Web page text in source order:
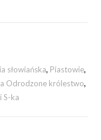
słowiańska, Piastowie,
Odrodzone królestwo,
S-ka